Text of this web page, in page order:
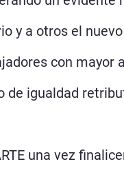
y a otros el
con mayor
de igualdad
una vez